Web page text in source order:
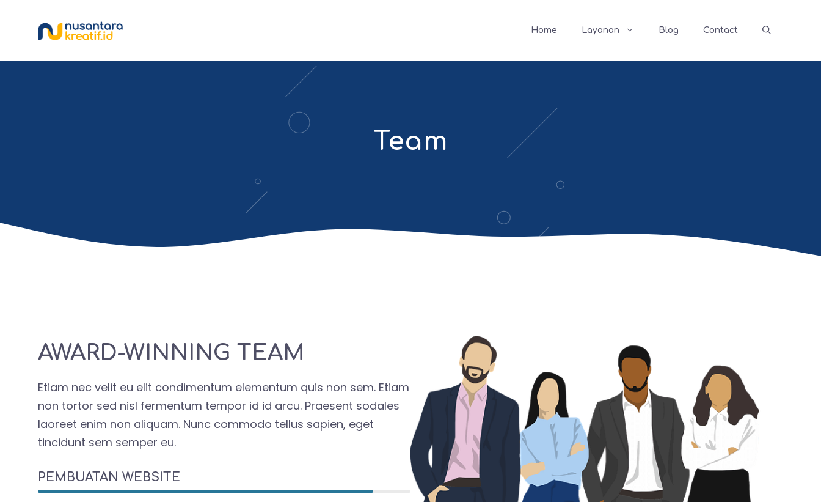
Home Layanan Blog Contact
Team
AWARD-WINNING TEAM
Etiam nec velit eu elit condimentum elementum quis non sem. Etiam
non tortor sed nisl fermentum tempor id id arcu. Praesent sodales
laoreet enim non aliquam. Nunc commodo tellus sapien, eget
tincidunt sem semper eu.
PEMBUATAN WEBSITE